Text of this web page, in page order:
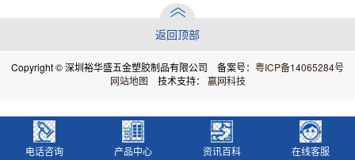
返回顶部
Copyright © 深圳裕华盛五金塑胶制品有限公司 备案号： 粤ICP备14065284号
网站地图 技术支持： 赢网科技
电话咨询 产品中心 资讯百科 在线客服